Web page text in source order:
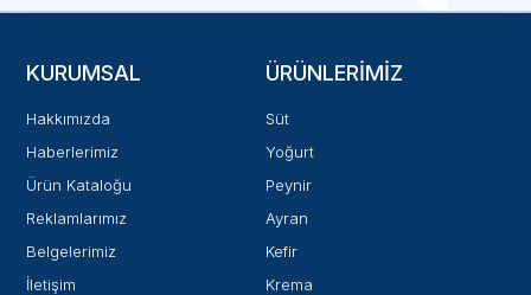
KURUMSAL
Hakkımızda
Haberlerimiz
Ürün Kataloğu
Reklamlarımız
Belgelerimiz
İletişim
ÜRÜNLERIMIZ
Süt
Yoğurt
Peynir
Ayran
Kefir
Krema